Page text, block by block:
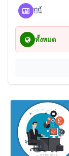
ปีนี้
ทั้งหมด